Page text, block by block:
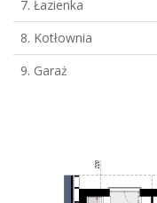
7. Łazienka
8. Kotłownia
9. Garaż